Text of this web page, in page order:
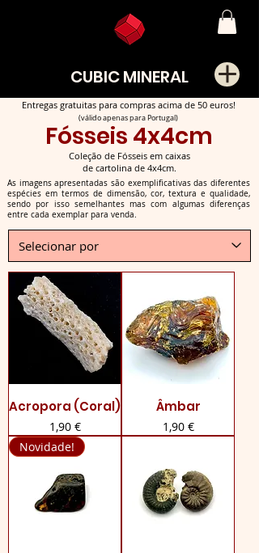
CUBIC MINERAL
Entregas gratuitas para compras acima de 50 euros!
(válido apenas para Portugal)
Fósseis 4x4cm
Coleção de Fósseis em caixas
de cartolina de 4x4cm.
As imagens apresentadas são exemplificativas das diferentes
espécies em termos de dimensão, cor, textura e qualidade,
sendo por isso semelhantes mas com algumas diferenças
entre cada exemplar para venda.
Acropora (Coral)
Preço
1,90 €
Âmbar
Preço
1,90 €
Novidade!